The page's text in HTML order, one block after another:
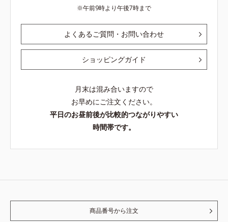
午前9時より午後7時まで
よくあるご質問・お問い合わせ
ショッピングガイド
月末は混み合いますので
お早めにご注文ください。
平日のお昼前後が比較的つながりやすい
時間帯です。
商品番号から注文